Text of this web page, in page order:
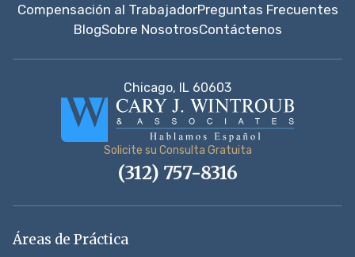
Compensación al TrabajadorPreguntas Frecuentes
BlogSobre NosotrosContáctenos
Chicago, IL 60603
Solicite su Consulta Gratuita
(312) 757-8316
Áreas de Práctica